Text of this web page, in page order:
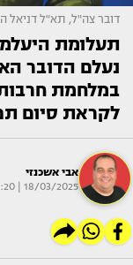
דובר צה"ל, תא"ל דניאל
תעלומת
נעלם הדובר
במלחמת
לקראת סיום
אבי אשכנזי
18/03/2025 | 12:20